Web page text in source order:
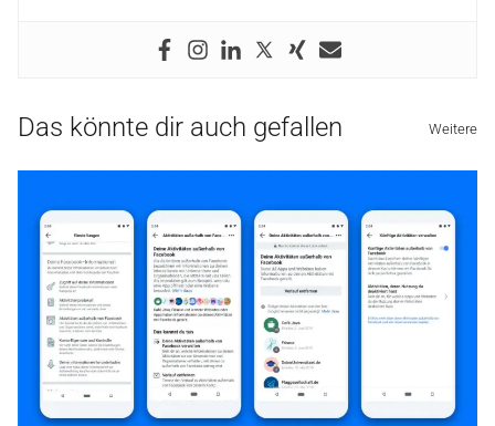
Das könnte dir auch gefallen Weitere